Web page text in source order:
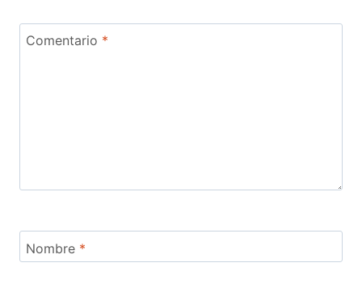
Comentario *
Nombre *